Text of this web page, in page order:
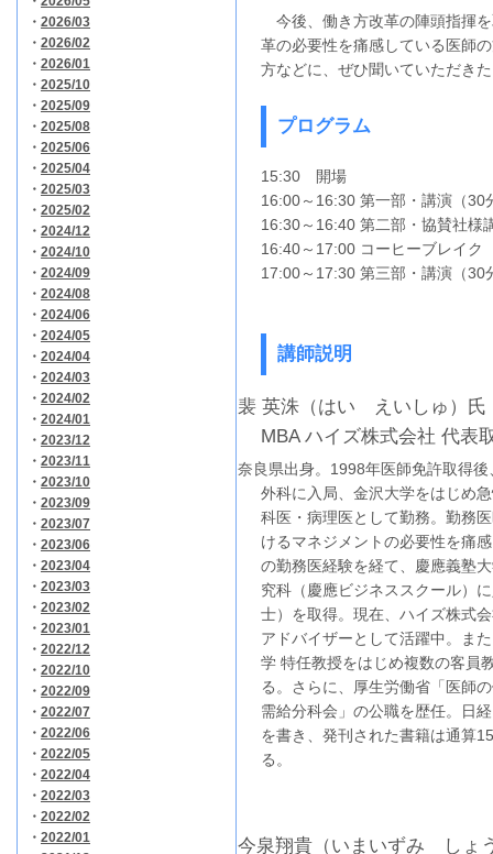
・ 2026/03
・ 2026/02
・ 2026/01
・ 2025/10
・ 2025/09
・ 2025/08
・ 2025/06
・ 2025/04
・ 2025/03
・ 2025/02
・ 2024/12
・ 2024/10
・ 2024/09
・ 2024/08
・ 2024/06
・ 2024/05
・ 2024/04
・ 2024/03
・ 2024/02
・ 2024/01
・ 2023/12
・ 2023/11
・ 2023/10
・ 2023/09
・ 2023/07
・ 2023/06
・ 2023/04
・ 2023/03
・ 2023/02
・ 2023/01
・ 2022/12
・ 2022/10
・ 2022/09
・ 2022/07
・ 2022/06
・ 2022/05
・ 2022/04
・ 2022/03
・ 2022/02
・ 2022/01
今後、働き方改革の陣頭指揮
革の必要性を痛感している医師
方などに、ぜひ聞いていただき
プログラム
15:30 開場
16:00～16:30 第一部・講演（30
16:30～16:40 第二部・協賛社様
16:40～17:00 コーヒーブレイク
17:00～17:30 第三部・講演（30
講師説明
裴 英洙（はい えいしゅ）
MBA ハイズ株式会社 代表
奈良県出身。1998年医師免許取得
外科に入局、金沢大学をはじめ
科医・病理医として勤務。勤務
けるマネジメントの必要性を痛
の勤務医経験を経て、慶應義塾
究科（慶應ビジネススクール）
士）を取得。現在、ハイズ株式
アドバイザーとして活躍中。ま
学 特任教授をはじめ複数の客員
る。さらに、厚生労働省「医師
需給分科会」の公職を歴任。日
を書き、発刊された書籍は通算
る。
今泉翔貴（いまいずみ しょ